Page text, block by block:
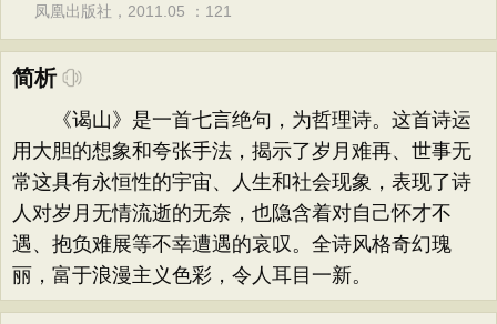
凤凰出版社，2011.05 ：121
简析
《谒山》是一首七言绝句，为哲理诗。这首诗运
用大胆的想象和夸张手法，揭示了岁月难再、世事无
常这具有永恒性的宇宙、人生和社会现象，表现了诗
人对岁月无情流逝的无奈，也隐含着对自己怀才不
遇、抱负难展等不幸遭遇的哀叹。全诗风格奇幻瑰
丽，富于浪漫主义色彩，令人耳目一新。